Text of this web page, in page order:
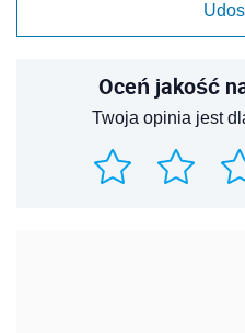
Oceń jakość
Twoja opinia jest